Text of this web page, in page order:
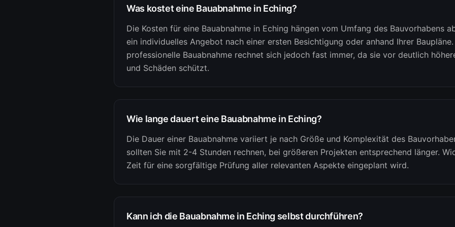
Was kostet eine Bauabnahme in Eching?
Die Kosten für eine Bauabnahme in Eching hängen vom Umfang des Bauvorhabens
ein individuelles Angebot nach einer ersten Besichtigung oder anhand Ihrer
professionelle Bauabnahme rechnet sich jedoch fast immer, da sie vor deutlich
und Schäden schützt.
Wie lange dauert eine Bauabnahme in Eching?
Die Dauer einer Bauabnahme variiert je nach Größe und Komplexität des
sollten Sie mit 2-4 Stunden rechnen, bei größeren Projekten entsprechend länger.
Zeit für eine sorgfältige Prüfung aller relevanten Aspekte eingeplant wird.
Kann ich die Bauabnahme in Eching selbst durchführen?